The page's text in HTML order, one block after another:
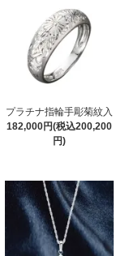
プラチナ指輪手彫菊紋入
182,000円(税込200,200
円)